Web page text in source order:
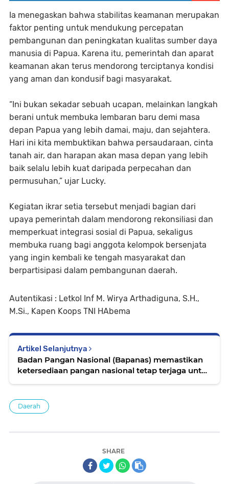
Ia menegaskan bahwa stabilitas keamanan merupakan
faktor penting untuk mendukung percepatan
pembangunan dan peningkatan kualitas sumber daya
manusia di Papua. Karena itu, pemerintah dan aparat
keamanan akan terus mendorong terciptanya kondisi
yang aman dan kondusif bagi masyarakat.
“Ini bukan sekadar sebuah ucapan, melainkan langkah
berani untuk membuka lembaran baru demi masa
depan Papua yang lebih damai, maju, dan sejahtera.
Hari ini kita membuktikan bahwa persaudaraan, cinta
tanah air, dan harapan akan masa depan yang lebih
baik selalu lebih kuat daripada perpecahan dan
permusuhan,” ujar Lucky.
Kegiatan ikrar setia tersebut menjadi bagian dari
upaya pemerintah dalam mendorong rekonsiliasi dan
memperkuat integrasi sosial di Papua, sekaligus
membuka ruang bagi anggota kelompok bersenjata
yang ingin kembali ke tengah masyarakat dan
berpartisipasi dalam pembangunan daerah.
Autentikasi : Letkol Inf M. Wirya Arthadiguna, S.H.,
M.Si., Kapen Koops TNI HAbema
Artikel Selanjutnya
Badan Pangan Nasional (Bapanas) memastikan
ketersediaan pangan nasional tetap terjaga untuk
Daerah
SHARE